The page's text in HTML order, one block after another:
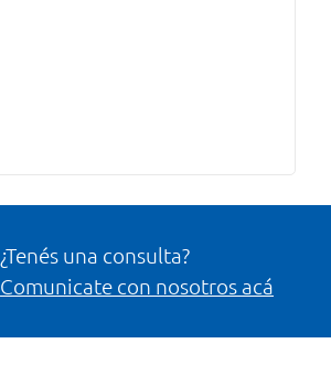
¿Tenés una consulta?
Comunicate con nosotros acá